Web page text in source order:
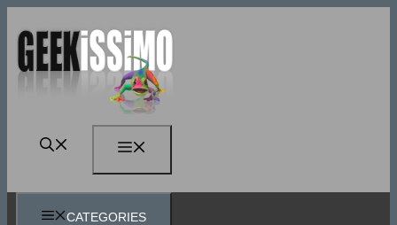
contenuto
CATEGORIES